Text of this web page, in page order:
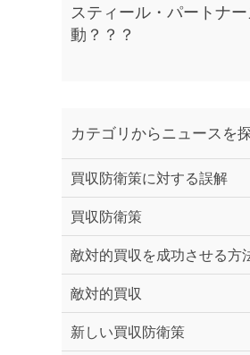
スティール・パートナ
動？？？
カテゴリからニュースを
買収防衛策に対する誤解
買収防衛策
敵対的買収を成功させる方
敵対的買収
新しい買収防衛策